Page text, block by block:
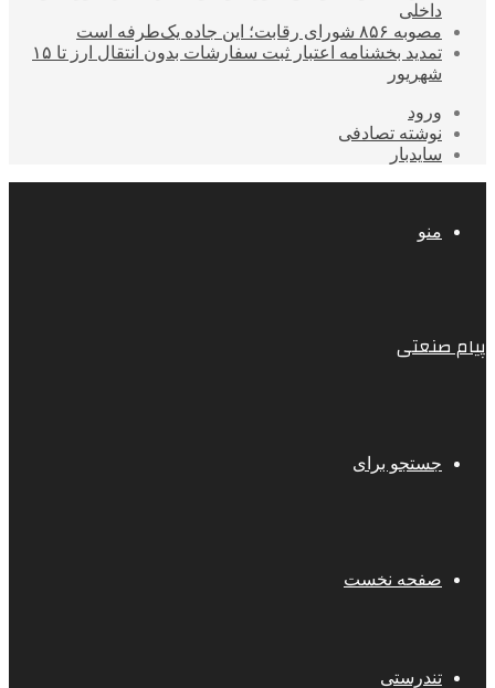
داخلی
مصوبه ۸۵۶ شورای رقابت؛ این جاده یک‌طرفه است
تمدید بخشنامه اعتبار ثبت سفارشات بدون انتقال ارز تا ۱۵
شهریور
ورود
نوشته تصادفی
سایدبار
منو
پیام صنعتی
جستجو برای
صفحه نخست
تندرستی